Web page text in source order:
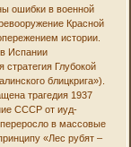
ошибки в военной
Красной
истории.
Испании
стратегия Глубокой
блицкрига»).
трагедия 1937
СССР от иуд-
в массовые
«Лес рубят –